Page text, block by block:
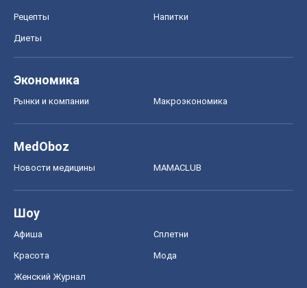
Рецепты Напитки
Диеты
Экономика
Рынки и компании Mакроэкономика
MedOboz
Новости медицины MAMACLUB
Шоу
Афиша Сплетни
Красота Мода
Женский Журнал